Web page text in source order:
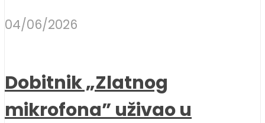
04/06/2026
Dobitnik „Zlatnog
mikrofona” uživao u